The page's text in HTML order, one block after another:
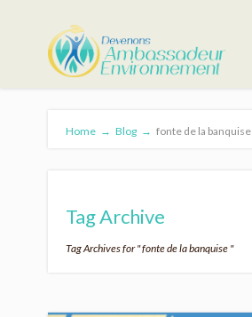
Home → Blog → fonte de la banquise
Tag Archive
Tag Archives for " fonte de la banquise "